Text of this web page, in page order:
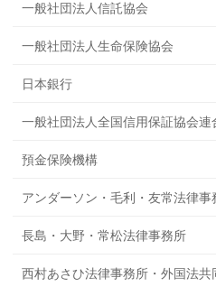
一般社団法人信託協会
一般社団法人生命保険協会
日本銀行
一般社団法人全国信用保証協会連
預金保険機構
アンダーソン・毛利・友常法律
長島・大野・常松法律事務所
西村あさひ法律事務所・外国法共